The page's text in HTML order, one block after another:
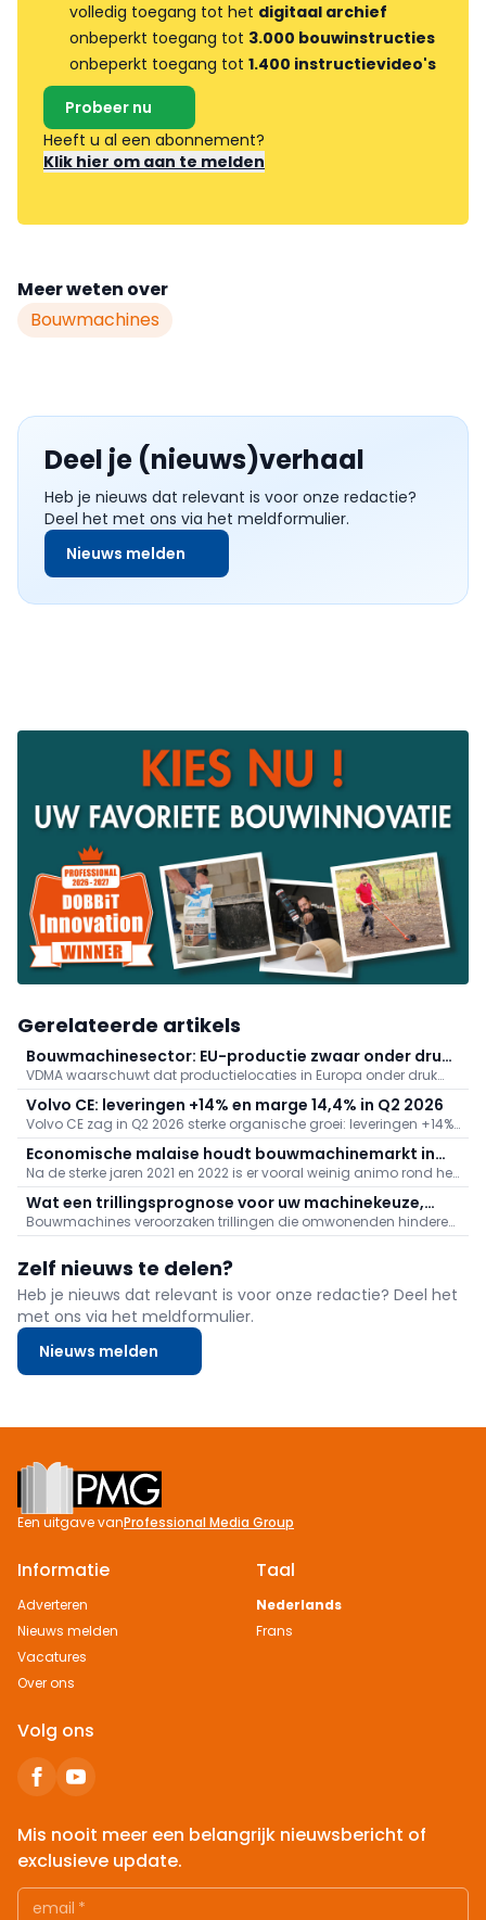
volledig toegang tot het digitaal archief
onbeperkt toegang tot 3.000 bouwinstructies
onbeperkt toegang tot 1.400 instructievideo's
Probeer nu
Heeft u al een abonnement?
Klik hier om aan te melden
Meer weten over
Bouwmachines
Deel je (nieuws)verhaal
Heb je nieuws dat relevant is voor onze redactie?
Deel het met ons via het meldformulier.
Nieuws melden
Gerelateerde artikels
Bouwmachinesector: EU-productie zwaar onder druk,
ingrijpen nu
VDMA waarschuwt dat productielocaties in Europa onder druk
staan: de bouwmachinesector verwacht in 2026 geen groei; een
lichte +0–5% in Duitsland compenseert de -23% sinds 2023 niet.
De branche vraagt snelle deregulering, minder administratie en
EU-maatregelen tegen oneerlijke import, anders dreigt
verplaatsing.
Volvo CE: leveringen +14% en marge 14,4% in Q2 2026
Volvo CE zag in Q2 2026 sterke organische groei: leveringen +14%,
orders +8%, services +9% en een aangepaste marge van 14,4%,
ondanks 6% lagere omzet door SDLG-divestment. Hoogtepunten:
recordevent Volvo Days, nieuwe graafmachinefabriek (SEK 700
mln) en eerste seriebouw A30 Electric.
Economische malaise houdt bouwmachinemarkt in
haar greep
Na de sterke jaren 2021 en 2022 is er vooral weinig animo rond het
segment van kleinere machines onder 10 ton. De verkoopcijfers
van grotere machines ogen stabieler, maar ook daar geen
vreugdetaferelen.
Wat een trillingsprognose voor uw machinekeuze,
planning en omgeving betekent
Bouwmachines veroorzaken trillingen die omwonenden hinderen
en soms tot schadeclaims leiden. Een trillingsprognose vóór de
start helpt risico’s te beperken. Maar hoe werkt zo’n prognose, hoe
stemt u de machinevloot erop af en hoe monitort u de trillingen
tijdens de werken?
Zelf nieuws te delen?
Heb je nieuws dat relevant is voor onze redactie? Deel het
met ons via het meldformulier.
Nieuws melden
Footer
Een uitgave vanProfessional Media Group
Informatie
Adverteren
Nieuws melden
Vacatures
Over ons
Taal
Nederlands
Frans
Volg ons
Mis nooit meer een belangrijk nieuwsbericht of
exclusieve update.
email *